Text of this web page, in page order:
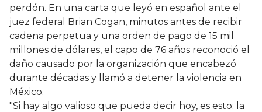
perdón. En una carta que leyó en español ante el
juez federal Brian Cogan, minutos antes de recibir
cadena perpetua y una orden de pago de 15 mil
millones de dólares, el capo de 76 años reconoció el
daño causado por la organización que encabezó
durante décadas y llamó a detener la violencia en
México.
"Si hay algo valioso que pueda decir hoy, es esto: la